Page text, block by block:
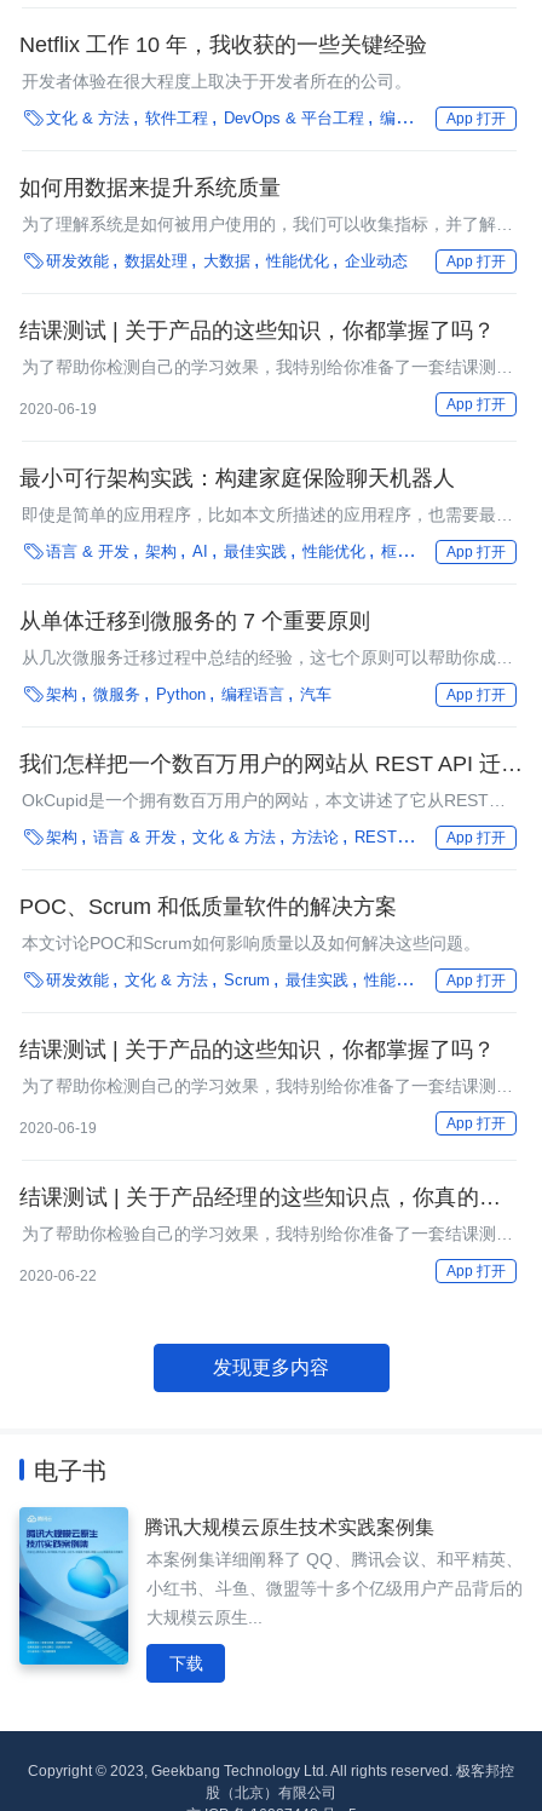
Netflix 工作 10 年，我收获的一些关键经验
开发者体验在很大程度上取决于开发者所在的公司。
文化 & 方法 软件工程 DevOps & 平台工程 编程语言 汽车
App 打开
如何用数据来提升系统质量
为了理解系统是如何被用户使用的，我们可以收集指标，并了解这
些指标随时间变化的趋势。
研发效能 数据处理 大数据 性能优化 企业动态 App 打开
结课测试 | 关于产品的这些知识，你都掌握了吗？
为了帮助你检测自己的学习效果，我特别给你准备了一套结课测试
2020-06-19 App 打开
最小可行架构实践：构建家庭保险聊天机器人
即使是简单的应用程序，比如本文所描述的应用程序，也需要最小
可行产品（MVP）和最小可行架构（MVA）。
语言 & 开发 架构 AI 最佳实践 性能优化 框架 银行 保险
App 打开
从单体迁移到微服务的 7 个重要原则
从几次微服务迁移过程中总结的经验，这七个原则可以帮助你成功
地解决或避免常见的问题。
架构 微服务 Python 编程语言 汽车 App 打开
我们怎样把一个数百万用户的网站从 REST API 迁移
到 GraphQL API？
OkCupid是一个拥有数百万用户的网站，本文讲述了它从REST
API迁移到GraphQL API的实践。
架构 语言 & 开发 文化 & 方法 方法论 REST 性能优化 微服务
App 打开
POC、Scrum 和低质量软件的解决方案
本文讨论POC和Scrum如何影响质量以及如何解决这些问题。
研发效能 文化 & 方法 Scrum 最佳实践 性能优化 编程语言
App 打开
结课测试 | 关于产品的这些知识，你都掌握了吗？
为了帮助你检测自己的学习效果，我特别给你准备了一套结课测试
2020-06-19 App 打开
结课测试 | 关于产品经理的这些知识点，你真的都掌
握了吗？
为了帮助你检验自己的学习效果，我特别给你准备了一套结课测试
2020-06-22 App 打开
发现更多内容
电子书
腾讯大规模云原生技术实践案例集
本案例集详细阐释了 QQ、腾讯会议、和平精英、
小红书、斗鱼、微盟等十多个亿级用户产品背后的
大规模云原生...
下载
Copyright © 2023, Geekbang Technology Ltd. All rights reserved. 极客邦控
股（北京）有限公司